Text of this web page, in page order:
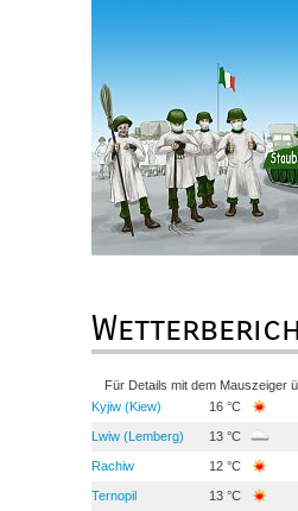
Für Details mit dem Mauszeiger
Kyjiw (Kiew)
16 °C
Lwiw (Lemberg) 13 °C
Rachiw 12 °C
Ternopil 13 °C